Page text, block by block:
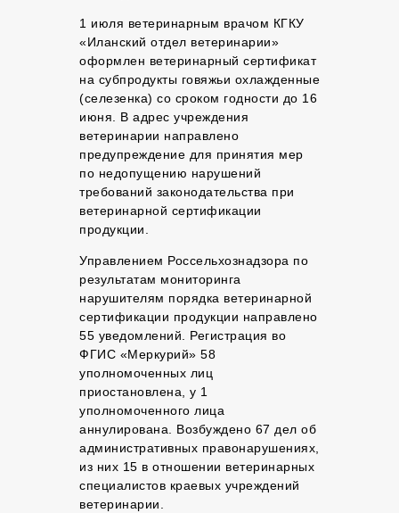
1 июля ветеринарным врачом КГКУ
«Иланский отдел ветеринарии»
оформлен ветеринарный сертификат
на субпродукты говяжьи охлажденные
(селезенка) со сроком годности до 16
июня. В адрес учреждения
ветеринарии направлено
предупреждение для принятия мер
по недопущению нарушений
требований законодательства при
ветеринарной сертификации
продукции.
Управлением Россельхознадзора по
результатам мониторинга
нарушителям порядка ветеринарной
сертификации продукции направлено
55 уведомлений. Регистрация во
ФГИС «Меркурий» 58
уполномоченных лиц
приостановлена, у 1
уполномоченного лица
аннулирована. Возбуждено 67 дел об
административных правонарушениях,
из них 15 в отношении ветеринарных
специалистов краевых учреждений
ветеринарии.